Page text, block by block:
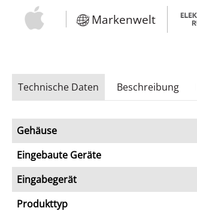
Markenwelt
Technische Daten Beschreibung
Gehäuse
Eingebaute Geräte
Eingabegerät
Produkttyp